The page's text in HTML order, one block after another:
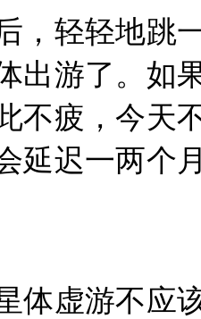
，轻轻地跳
出游了。如
不疲，今天
延迟一两个
体虚游不应